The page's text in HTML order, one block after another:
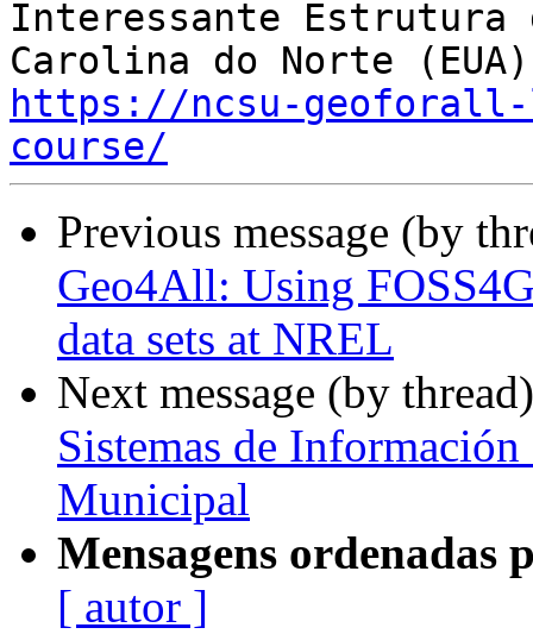
Interessante Estrutura
https://ncsu-
course/
Previous message (by
Geo4All: Using
data sets at NREL
Next message (by
Sistemas de
Municipal
Mensagens ordenadas
[ autor ]